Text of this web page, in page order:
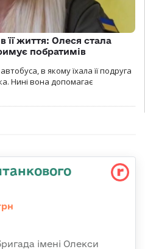
її життя: Олеся стала
побратимів
в якому їхала її подруга
Нині вона допомагає
імені Олекси